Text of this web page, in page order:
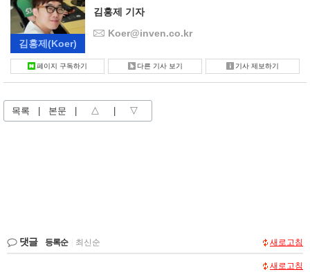
김홍제 (Koer)
김홍제 기자
Koer@inven.co.kr
페이지 구독하기 다른 기사 보기 기사 제보하기
목록 본문 △ ▽
댓글 등록순 최신순 새로고침
새로고침